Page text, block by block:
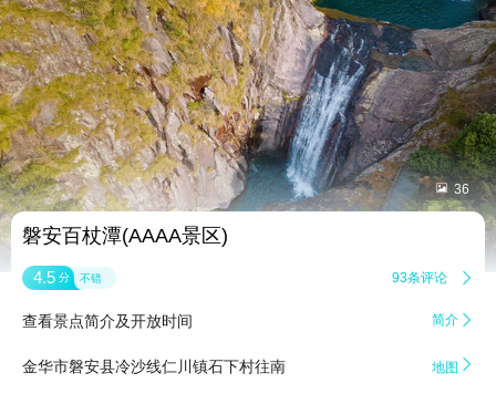
 36
磐安百杖潭(AAAA景区)
4.5 分 不错 93条评论 
查看景点简介及开放时间 简介 
金华市磐安县冷沙线仁川镇石下村往南 地图 
